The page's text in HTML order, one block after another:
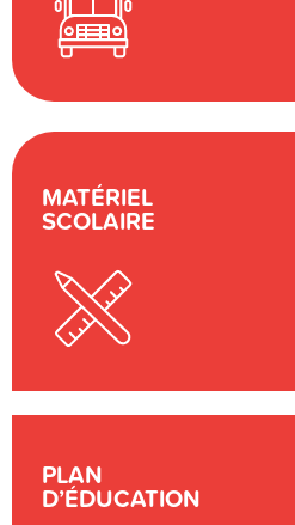
MATÉRIEL
SCOLAIRE
PLAN
D’ÉDUCATION